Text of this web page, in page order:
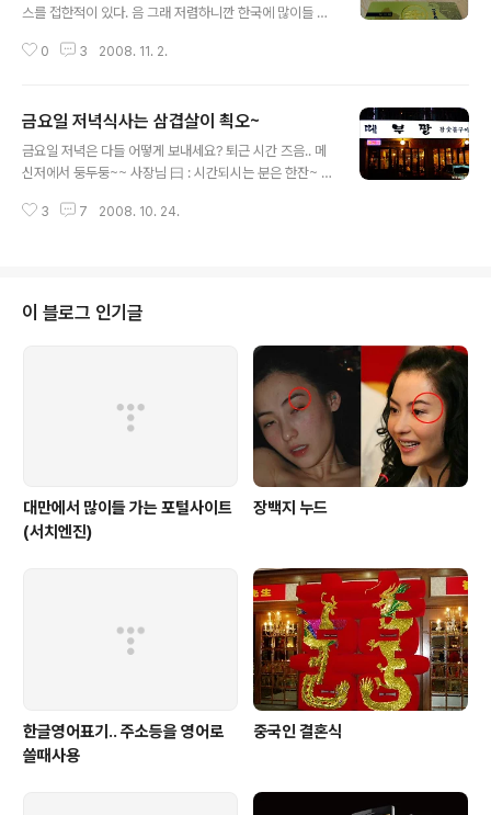
스를 접한적이 있다. 음 그래 저렴하니깐 한국에 많이들 오
친구 Chakki와 Katsuya 대만에서 유학당시 만났던 일본
을 해놓고 기다리고 있던 그들을 만나기 위해 간만에 이쁘
게 차려입고 반갑게 그들을 만나기 위해 움직였다. 3년만
에 만나는 그들이라 왠지 설레이기도하고 들뜬기분~^^ 한
저세트를 하나 사들고 호텔로 고고씽~(수저세트는 깜빡하
0 3 2008. 11. 2.
금요일 저녁식사는 삼겹살이 쵝오~
금요일 저녁은 다들 어떻게 보내세요? 퇴근 시간 즈음.. 메
신저에서 둥두둥~~ 사장님 曰 : 시간되시는 분은 한잔~ 이
고고씽 떼부짱으로 왔습니다~^^ 역시나 메뉴는 겹살과 소
릇이나~ 역시 먹기 바쁘다보니 먹음직스러운 고기의 사진
은 없습니다. 다먹고 일어설때, 뒤늦게 찍은사진 한컷 연예
인들의 싸인들이 한쪽벽면을 도배하고 있네요. 유명한가봐
3 7 2008. 10. 24.
이 블로그 인기글
대만에서 많이들 가는 포털사이트
(서치엔진)
장백지 누드
한글영어표기.. 주소등을 영어로
쓸때사용
중국인 결혼식